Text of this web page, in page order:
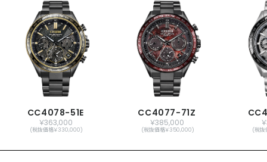
CC4078-51E
￥363,000
(税抜価格￥330,000)
CC4077-71Z
￥385,000
(税抜価格￥350,000) (税